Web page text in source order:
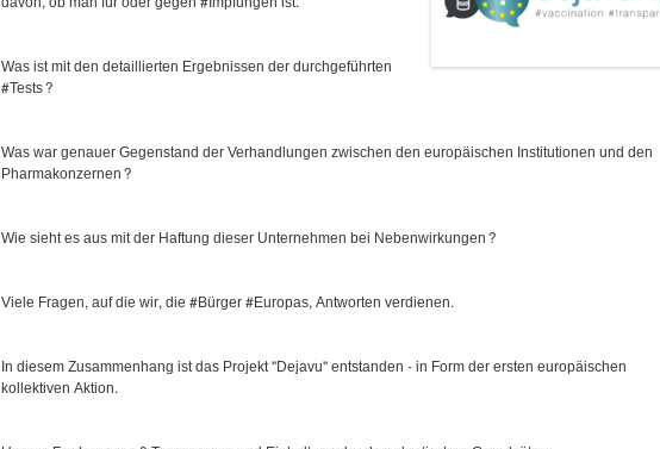
Was ist mit den detaillierten Ergebnissen der durchgeführten
#Tests?
Was war genauer Gegenstand der Verhandlungen zwischen den europäischen Institutionen und den
Pharmakonzernen?
Wie sieht es aus mit der Haftung dieser Unternehmen bei Nebenwirkungen?
Viele Fragen, auf die wir, die #Bürger #Europas, Antworten verdienen.
In diesem Zusammenhang ist das Projekt "Dejavu" entstanden - in Form der ersten europäischen
kollektiven Aktion.